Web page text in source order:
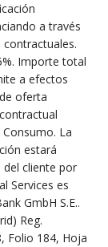
a través
contractuales.
Importe total
a efectos
oferta
La
estará
cliente por
Services es
GmbH S.E..
Reg.
Folio 184, Hoja